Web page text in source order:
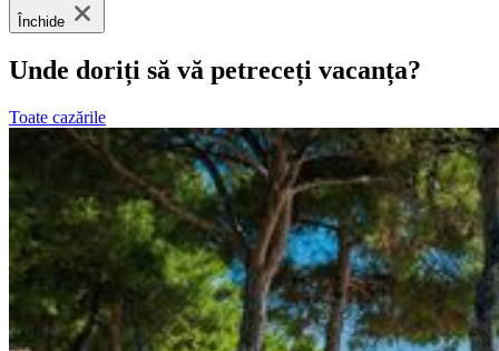
Închide
Unde doriți să vă petreceți vacanța?
Toate cazările